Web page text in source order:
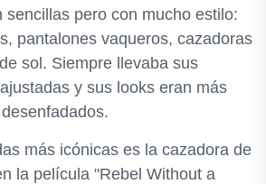
sencillas pero con mucho estilo:
pantalones vaqueros, cazadoras
sol. Siempre llevaba sus
y sus looks eran más
más icónicas es la cazadora de
la película "Rebel Without a